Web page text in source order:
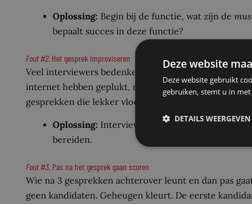
Oplossing: Begin bij de functie, wat zijn de
bepaalt succes in deze functie?
Fout #2.Het gesprek improviseren
Veel interviewers bedenken hun vragen onderweg –
internet hebben geplukt, maar dat niets met de
gesprekken die lekker vloeien, maar weinig
Oplossing: Interviewers hoeven niet te
bereiden.
Fout#3. Pas na het gesprek gaan scoren
Wie na 3 gesprekken achterover leunt en dan pas
geen kandidaten. Geheugen kleurt. De eerste
Deze website
Deze website gebruikt
gebruiken, stemt u in
DETAILS WEERGEVEN